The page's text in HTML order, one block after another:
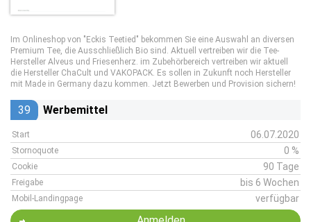
Im Onlineshop von "Eckis Teetied" bekommen Sie eine Auswahl an diversen
Premium Tee, die Ausschließlich Bio sind. Aktuell vertreiben wir die Tee-
Hersteller Alveus und Friesenherz. im Zubehörbereich vertreiben wir aktuell
die Hersteller ChaCult und VAKOPACK. Es sollen in Zukunft noch Hersteller
mit Made in Germany dazu kommen. Jetzt Bewerben und Provision sichern!
39 Werbemittel
Start 06.07.2020
Stornoquote 0 %
Cookie 90 Tage
Freigabe bis 6 Wochen
Mobil-Landingpage verfügbar